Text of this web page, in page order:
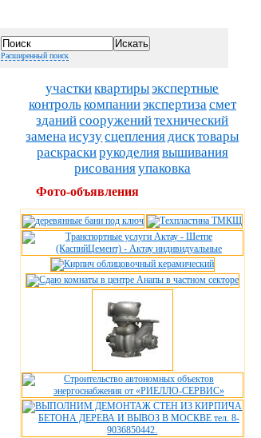
Расширенный поиск
участкиквартирыэкспертные
контролькомпанииэкспертизасмет
зданийсооруженийтехнический
заменаисузусцеплениядисктовары
раскраскирукоделиявышивания
рисованияупаковка
Фото-объявления